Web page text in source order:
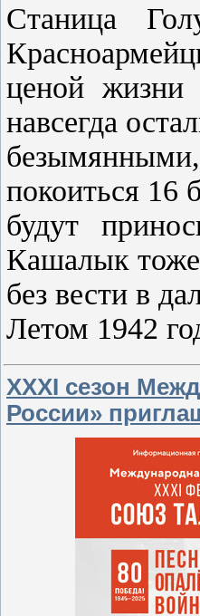
Станица
ценой жизни
навсегда
покоиться 16
будут
Кашалык
без вести в
Летом 1942
ХXХI сезон
России»